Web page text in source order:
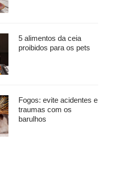
5 alimentos da ceia
proibidos para os pets
Fogos: evite acidentes e
traumas com os
barulhos